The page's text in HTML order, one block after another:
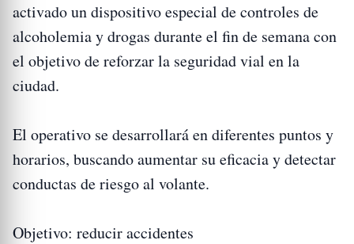
activado un dispositivo especial de controles de
alcoholemia y drogas durante el fin de semana con
el objetivo de reforzar la seguridad vial en la
ciudad.
El operativo se desarrollará en diferentes puntos y
horarios, buscando aumentar su eficacia y detectar
conductas de riesgo al volante.
Objetivo: reducir accidentes